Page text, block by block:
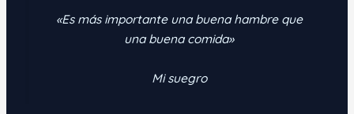
«Es más importante una buena hambre que
una buena comida»
Mi suegro